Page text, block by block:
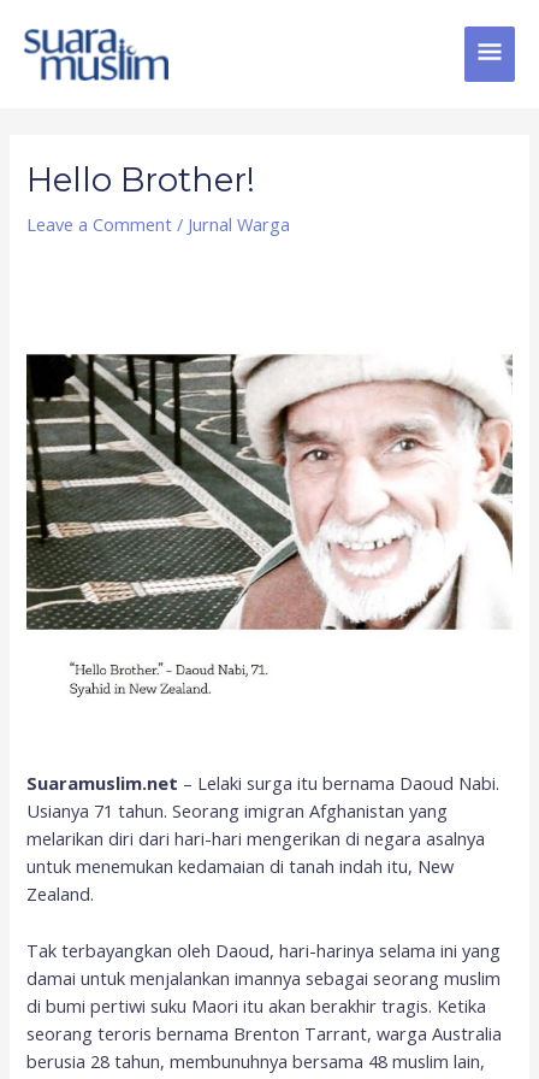
content
Hello Brother!
Leave a Comment / Jurnal Warga
Suaramuslim.net – Lelaki surga itu bernama Daoud Nabi.
Usianya 71 tahun. Seorang imigran Afghanistan yang
melarikan diri dari hari-hari mengerikan di negara asalnya
untuk menemukan kedamaian di tanah indah itu, New
Zealand.
Tak terbayangkan oleh Daoud, hari-harinya selama ini yang
damai untuk menjalankan imannya sebagai seorang muslim
di bumi pertiwi suku Maori itu akan berakhir tragis. Ketika
seorang teroris bernama Brenton Tarrant, warga Australia
berusia 28 tahun, membunuhnya bersama 48 muslim lain,